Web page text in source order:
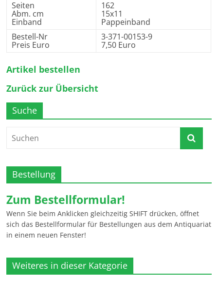
Seiten
Abm. cm
Einband
162
15x11
Pappeinband
Bestell-Nr
Preis Euro
3-371-00153-9
7,50 Euro
Artikel bestellen
Zurück zur Übersicht
Suche
Bestellung
Zum Bestellformular!
Wenn Sie beim Anklicken gleichzeitig SHIFT drücken, öffnet
sich das Bestellformular für Bestellungen aus dem Antiquariat
in einem neuen Fenster!
Weiteres in dieser Kategorie